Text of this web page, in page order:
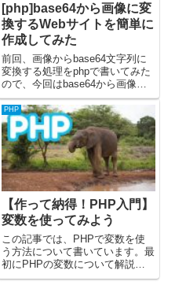
[php]base64から画像に変
換するWebサイトを簡単に
作成してみた
前回、画像からbase64文字列に
変換する処理をphpで書いてみた
ので、今回はbase64から画像に
変換してダウンロードする処理を
書いてみました。base64_decode
の使い方の記載と、実際に変換し
て画像をダウンロードできるサイ
トのサン...
PHP
【作って納得！PHP入門】
変数を使ってみよう
この記事では、PHPで変数を使
う方法について書いています。最
初にPHPの変数について解説し
て、その後にPHPの変数を使っ